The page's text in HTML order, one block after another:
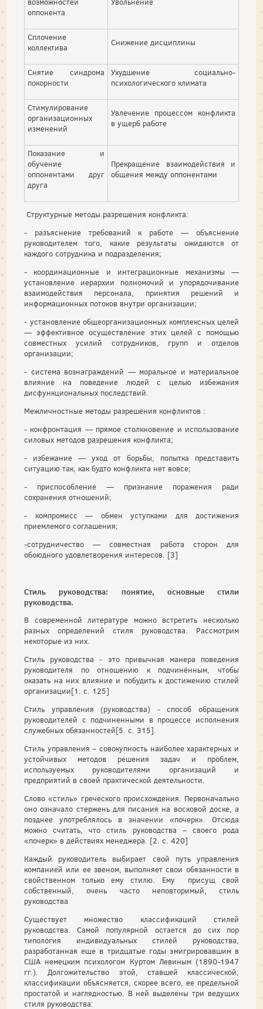
возможностей
оппонента
Увольнение
Сплочение
коллектива
Снижение дисциплины
Снятие синдрома
покорности
Ухудшение социально-
психологического климата
Стимулирование
организационных
изменений
Увлечение процессом конфликта
в ущерб работе
Показание и
обучение
оппонентами друг
друга
Прекращение взаимодействия и
общения между оппонентами
Структурные методы разрешения конфликта:
- разъяснение требований к работе — объяснение
руководителем того, какие результаты ожидаются от
каждого сотрудника и подразделения;
- координационные и интеграционные механизмы —
установление иерархии полномочий и упорядочивание
взаимодействия персонала, принятия решений и
информационных потоков внутри организации;
- установление общеорганизационных комплексных целей
— эффективное осуществление этих целей с помощью
совместных усилий сотрудников, групп и отделов
организации;
- система вознаграждений — моральное и материальное
влияние на поведение людей с целью избежания
дисфункциональных последствий.
Межличностные методы разрешения конфликтов :
- конфронтация — прямое столкновение и использование
силовых методов разрешения конфликта;
- избежание — уход от борьбы, попытка представить
ситуацию так, как будто конфликта нет вовсе;
- приспособление — признание поражения ради
сохранения отношений;
- компромисс — обмен уступками для достижения
приемлемого соглашения;
-сотрудничество — совместная работа сторон для
обоюдного удовлетворения интересов. [3]
Стиль руководства: понятие, основные стили
руководства.
В современной литературе можно встретить несколько
разных определений стиля руководства. Рассмотрим
некоторые из них.
Стиль руководства - это привычная манера поведения
руководителя по отношению к подчинённым, чтобы
оказать на них влияние и побудить к достижению стилей
организации[1. с. 125]
Стиль управления (руководства) - способ обращения
руководителей с подчиненными в процессе исполнения
служебных обязанностей[5. с. 315].
Стиль управления – совокупность наиболее характерных и
устойчивых методов решения задач и проблем,
используемых руководителями организаций и
предприятий в своей практической деятельности.
Слово «стиль» греческого происхождения. Первоначально
оно означало стержень для писания на восковой доске, а
позднее употреблялось в значении «почерк». Отсюда
можно считать, что стиль руководства – своего рода
«почерк» в действиях менеджера. [2. с. 420]
Каждый руководитель выбирает свой путь управления
компанией или ее звеном, выполняет свои обязанности в
свойственном только ему стилю. Ему присущ свой
собственный, очень часто неповторимый, стиль
руководства
Существует множество классификаций стилей
руководства. Самой популярной остается до сих пор
типология индивидуальных стилей руководства,
разработанная еще в тридцатые годы эмигрировавшим в
США немецким психологом Куртом Левиным (1890-1947
гг.). Долгожительство этой, ставшей классической,
классификации объясняется, скорее всего, ее предельной
простатой и наглядностью. В ней выделены три ведущих
стиля руководства: